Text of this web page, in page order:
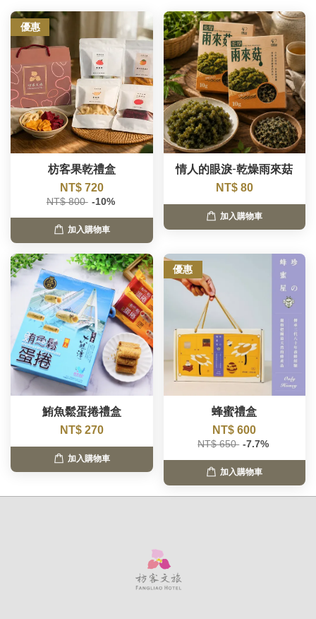
優惠
枋客果乾禮盒
NT$ 720
NT$ 800 -10%
加入購物車
情人的眼淚-乾燥雨來菇
NT$ 80
加入購物車
鮪魚鬆蛋捲禮盒
NT$ 270
加入購物車
優惠
蜂蜜禮盒
NT$ 600
NT$ 650 -7.7%
加入購物車